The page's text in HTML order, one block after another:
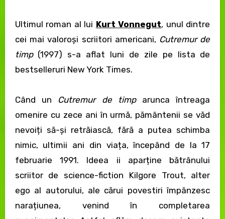
Ultimul roman al lui Kurt Vonnegut, unul dintre
cei mai valoroși scriitori americani, Cutremur de
timp(1997) s-a aflat luni de zile pe lista de
bestselleruri New York Times.
Când un Cutremur de timparunca întreaga
omenire cu zece ani în urmă, pământenii se văd
nevoiți să-și retrăiască, fără a putea schimba
nimic, ultimii ani din viața, începând de la 17
februarie 1991. Ideea ii aparține bătrânului
scriitor de science-fiction Kilgore Trout, alter
ego al autorului, ale cărui povestiri împânzesc
narațiunea, venind în completarea